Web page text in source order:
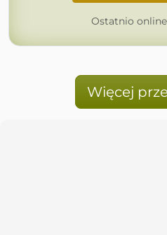
Ostatnio online
Więcej